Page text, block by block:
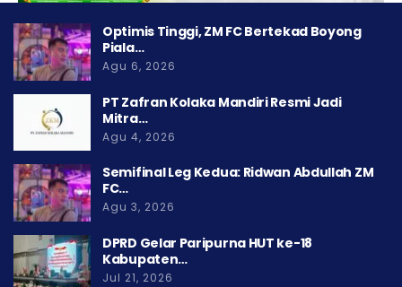
Optimis Tinggi, ZM FC Bertekad Boyong
Piala…
Agu 6, 2026
PT Zafran Kolaka Mandiri Resmi Jadi
Mitra…
Agu 4, 2026
Semifinal Leg Kedua: Ridwan Abdullah ZM
FC…
Agu 3, 2026
DPRD Gelar Paripurna HUT ke-18
Kabupaten…
Jul 21, 2026